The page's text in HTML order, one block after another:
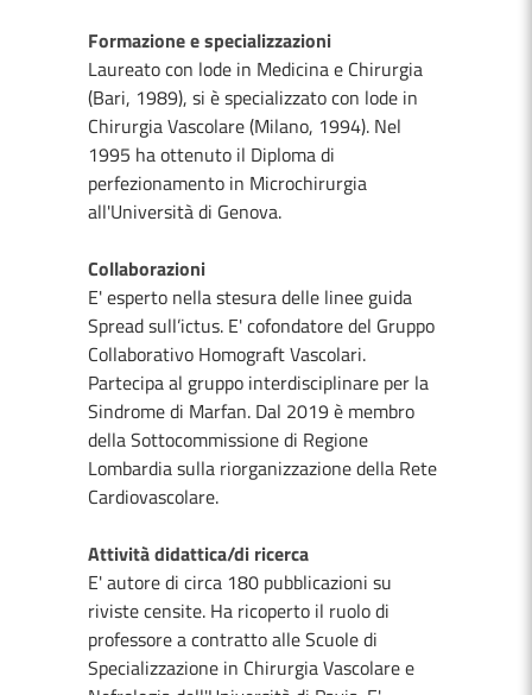
Formazione e specializzazioni
Laureato con lode in Medicina e Chirurgia
(Bari, 1989), si è specializzato con lode in
Chirurgia Vascolare (Milano, 1994). Nel
1995 ha ottenuto il Diploma di
perfezionamento in Microchirurgia
all'Università di Genova.
Collaborazioni
E' esperto nella stesura delle linee guida
Spread sull’ictus. E' cofondatore del Gruppo
Collaborativo Homograft Vascolari.
Partecipa al gruppo interdisciplinare per la
Sindrome di Marfan. Dal 2019 è membro
della Sottocommissione di Regione
Lombardia sulla riorganizzazione della Rete
Cardiovascolare.
Attività didattica/di ricerca
E' autore di circa 180 pubblicazioni su
riviste censite. Ha ricoperto il ruolo di
professore a contratto alle Scuole di
Specializzazione in Chirurgia Vascolare e